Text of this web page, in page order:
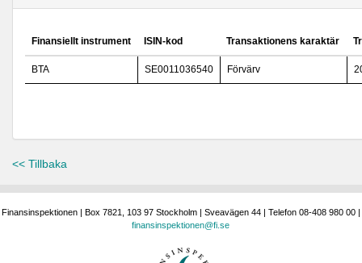
Finansiellt instrument ISIN-kod Transaktionens karaktär
BTA SE0011036540 Förvärv
<< Tillbaka
Finansinspektionen | Box 7821, 103 97 Stockholm | Sveavägen 44 | Telefon 08-408 980 00 |
finansinspektionen@fi.se